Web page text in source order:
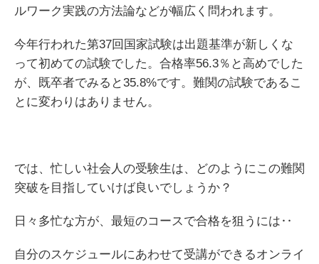
ルワーク実践の方法論などが幅広く問われます。
今年行われた第37回国家試験は出題基準が新しくな
って初めての試験でした。合格率56.3％ と高めでした
が、既卒者でみると35.8%です。難関の試験であるこ
と に変わり はありません。
では、忙しい社会人の受験生は、どのようにこの難関
突破を目指していけば良いでしょうか？
日々多忙な方が、最短のコースで合格を狙うには‥
自分のスケジュールにあわせて受講ができるオンライ